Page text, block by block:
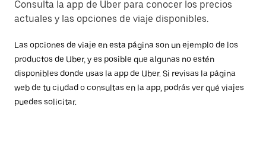
Consulta la app de Uber para conocer los precios
actuales y las opciones de viaje disponibles.
Las opciones de viaje en esta página son un ejemplo de los
productos de Uber, y es posible que algunas no estén
disponibles donde usas la app de Uber. Si revisas la página
web de tu ciudad o consultas en la app, podrás ver qué viajes
puedes solicitar.